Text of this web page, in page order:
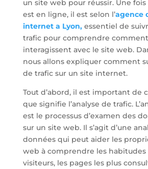
un site web pour réussir. Une
est en ligne, il est selon l’agence
internet a Lyon,essentiel de
trafic pour comprendre
interagissent avec le site web.
nous allons expliquer comment
de trafic sur un site internet.
Tout d’abord, il est important de
que signifie l’analyse de trafic.
est le processus d’examen des
sur un site web. Il s’agit d’une
données qui peut aider les
web à comprendre les habitudes
visiteurs, les pages les plus